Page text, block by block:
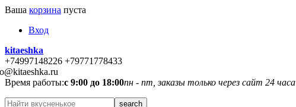
Ваша корзина пуста
Вход
kitaeshka
+74997148226 +79771778433
Время работы:с 9:00 до 18:00пн - пт, заказы только через сайт 24 часа